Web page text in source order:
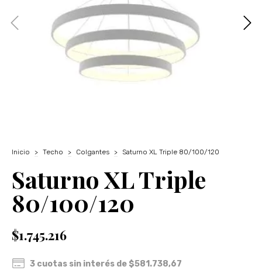
Inicio > Techo > Colgantes > Saturno XL Triple 80/100/120
Saturno XL Triple
80/100/120
$1.745.216
3 cuotas sin interés de $581.738,67